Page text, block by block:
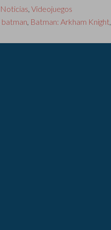
Noticias, Videojuegos
batman, Batman: Arkham Knight,